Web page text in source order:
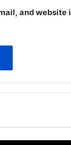
and website